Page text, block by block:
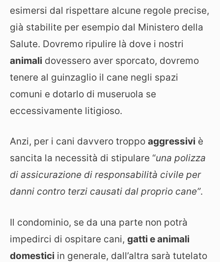
esimersi dal rispettare alcune regole precise,
già stabilite per esempio dal Ministero della
Salute. Dovremo ripulire là dove i nostri
animali dovessero aver sporcato, dovremo
tenere al guinzaglio il cane negli spazi
comuni e dotarlo di museruola se
eccessivamente litigioso.
Anzi, per i cani davvero troppo aggressivi è
sancita la necessità di stipulare “una polizza
di assicurazione di responsabilità civile per
danni contro terzi causati dal proprio cane”.
Il condominio, se da una parte non potrà
impedirci di ospitare cani, gatti e animali
domestici in generale, dall’altra sarà tutelato